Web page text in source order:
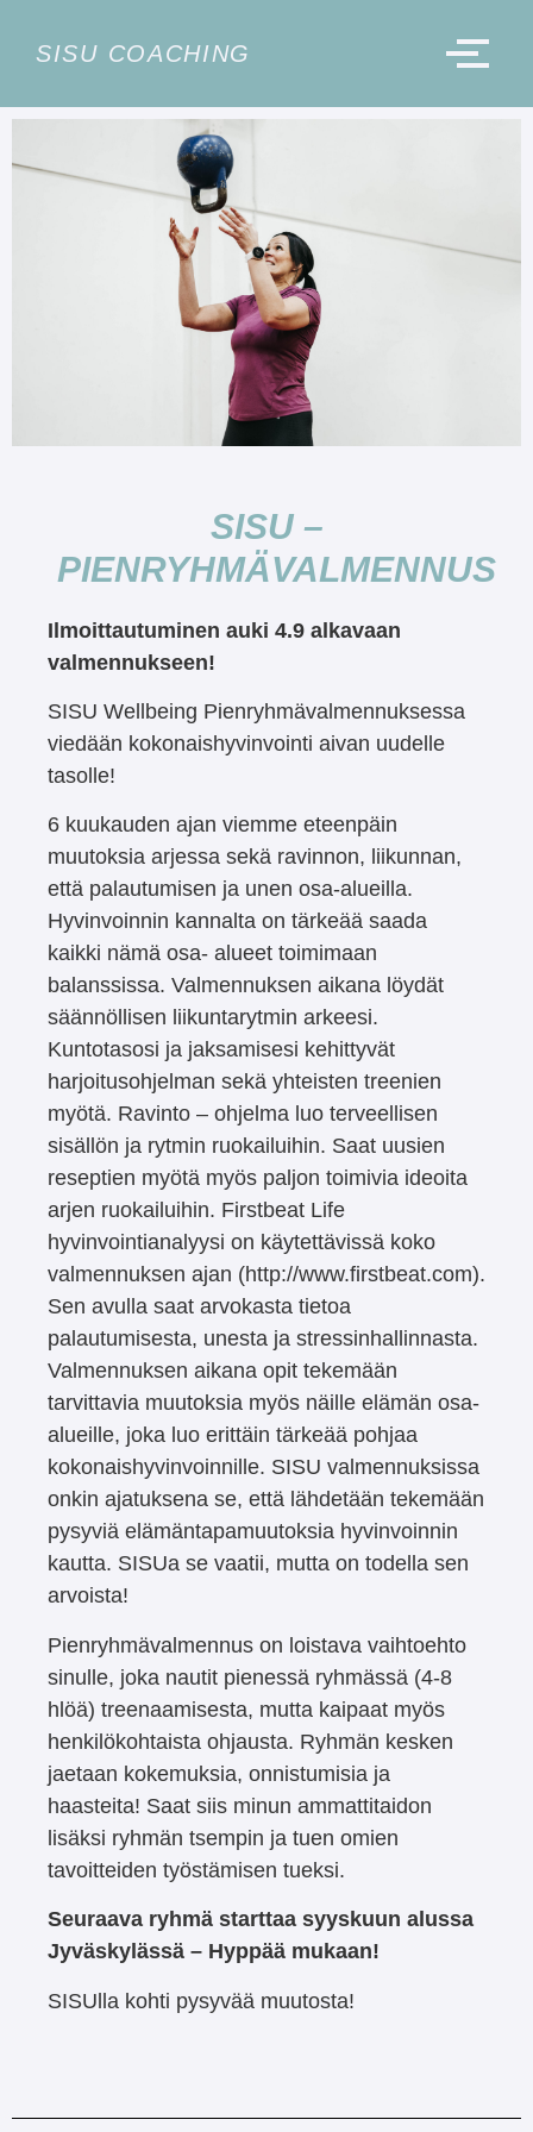
SISU COACHING
SISU –
PIENRYHMÄVALMENNUS
Ilmoittautuminen auki 4.9 alkavaan
valmennukseen!
SISU Wellbeing Pienryhmävalmennuksessa
viedään kokonaishyvinvointi aivan uudelle
tasolle!
6 kuukauden ajan viemme eteenpäin
muutoksia arjessa sekä ravinnon, liikunnan,
että palautumisen ja unen osa-alueilla.
Hyvinvoinnin kannalta on tärkeää saada
kaikki nämä osa- alueet toimimaan
balanssissa. Valmennuksen aikana löydät
säännöllisen liikuntarytmin arkeesi.
Kuntotasosi ja jaksamisesi kehittyvät
harjoitusohjelman sekä yhteisten treenien
myötä. Ravinto – ohjelma luo terveellisen
sisällön ja rytmin ruokailuihin. Saat uusien
reseptien myötä myös paljon toimivia ideoita
arjen ruokailuihin. Firstbeat Life
hyvinvointianalyysi on käytettävissä koko
valmennuksen ajan (http://www.firstbeat.com).
Sen avulla saat arvokasta tietoa
palautumisesta, unesta ja stressinhallinnasta.
Valmennuksen aikana opit tekemään
tarvittavia muutoksia myös näille elämän osa-
alueille, joka luo erittäin tärkeää pohjaa
kokonaishyvinvoinnille. SISU valmennuksissa
onkin ajatuksena se, että lähdetään tekemään
pysyviä elämäntapamuutoksia hyvinvoinnin
kautta. SISUa se vaatii, mutta on todella sen
arvoista!
Pienryhmävalmennus on loistava vaihtoehto
sinulle, joka nautit pienessä ryhmässä (4-8
hlöä) treenaamisesta, mutta kaipaat myös
henkilökohtaista ohjausta. Ryhmän kesken
jaetaan kokemuksia, onnistumisia ja
haasteita! Saat siis minun ammattitaidon
lisäksi ryhmän tsempin ja tuen omien
tavoitteiden työstämisen tueksi.
Seuraava ryhmä starttaa syyskuun alussa
Jyväskylässä – Hyppää mukaan!
SISUlla kohti pysyvää muutosta!